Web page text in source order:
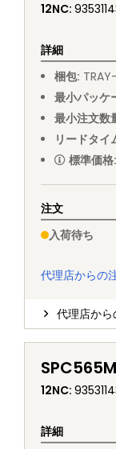
12NC:
詳細
梱包: TRAY-
最小パッケ
最小注文数
リードタイ
標準価格:
注文
入荷待ち
代理店からの
代理店から
12NC:
詳細